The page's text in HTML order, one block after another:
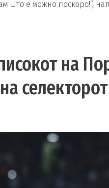
што е можно поскоро!“,
на